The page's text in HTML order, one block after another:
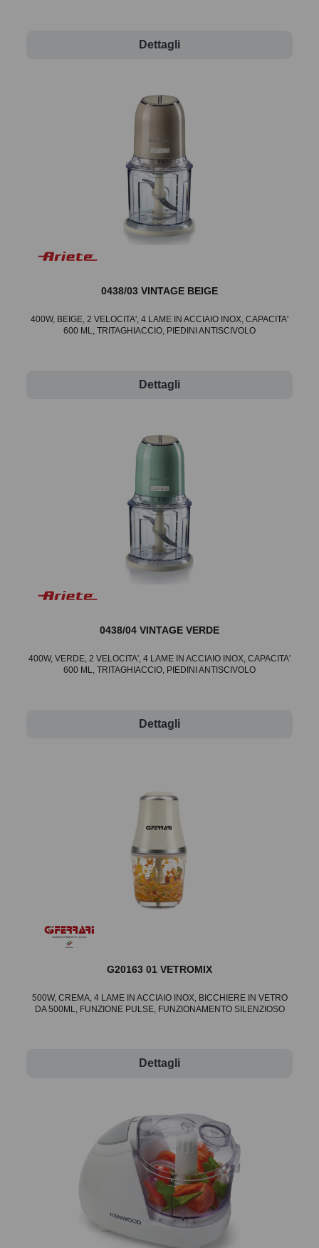
Dettagli
0438/03 VINTAGE BEIGE
400W, BEIGE, 2 VELOCITA', 4 LAME IN ACCIAIO INOX, CAPACITA'
600 ML, TRITAGHIACCIO, PIEDINI ANTISCIVOLO
Dettagli
0438/04 VINTAGE VERDE
400W, VERDE, 2 VELOCITA', 4 LAME IN ACCIAIO INOX, CAPACITA'
600 ML, TRITAGHIACCIO, PIEDINI ANTISCIVOLO
Dettagli
G20163 01 VETROMIX
500W, CREMA, 4 LAME IN ACCIAIO INOX, BICCHIERE IN VETRO
DA 500ML, FUNZIONE PULSE, FUNZIONAMENTO SILENZIOSO
Dettagli